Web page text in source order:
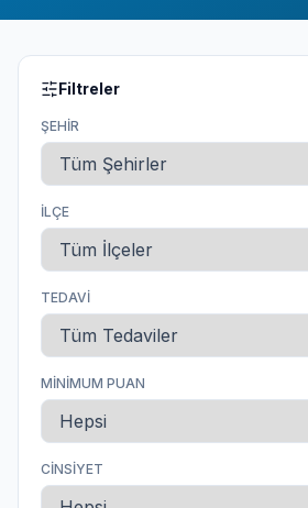
Filtreler
ŞEHIR
İLÇE
TEDAVI
MINIMUM PUAN
CINSIYET